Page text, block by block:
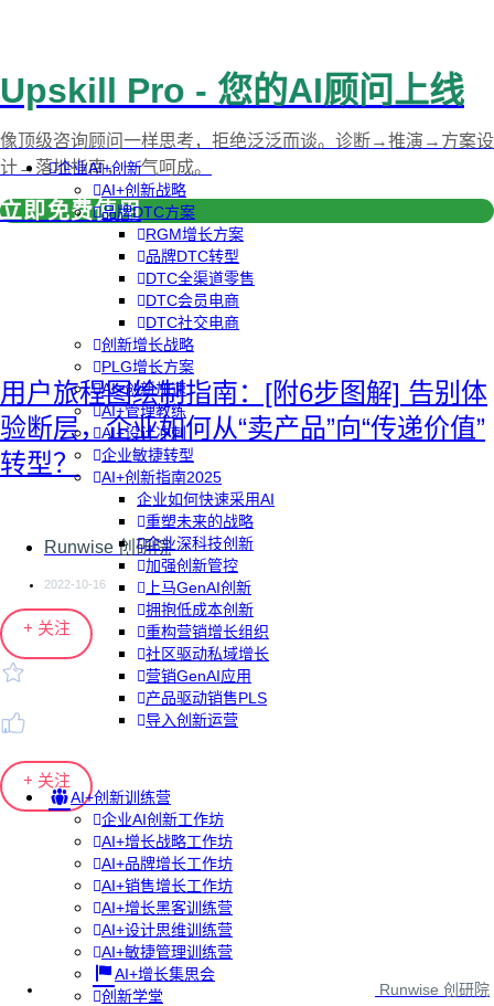
企业AI+创新
AI+创新战略
品牌DTC方案
RGM增长方案
品牌DTC转型
DTC全渠道零售
DTC会员电商
DTC社交电商
创新增长战略
PLG增长方案
AI+创新加速
AI+管理教练
AI+设计冲刺
企业敏捷转型
AI+创新指南2025
企业如何快速采用AI
重塑未来的战略
企业深科技创新
加强创新管控
上马GenAI创新
拥抱低成本创新
重构营销增长组织
社区驱动私域增长
营销GenAI应用
产品驱动销售PLS
导入创新运营
AI+创新训练营
企业AI创新工作坊
AI+增长战略工作坊
AI+品牌增长工作坊
AI+销售增长工作坊
AI+增长黑客训练营
AI+设计思维训练营
AI+敏捷管理训练营
AI+增长集思会
创新学堂
Upskill Pro - 您的AI顾问上线
像顶级咨询顾问一样思考，拒绝泛泛而谈。诊断→推演→方案设
计→落地指南，一气呵成。
立即免费使用
用户旅程图绘制指南：[附6步图解] 告别体
验断层，企业如何从“卖产品”向“传递价值”
转型？
Runwise 创研院
2022-10-16
+ 关注
+ 关注
Runwise 创研院